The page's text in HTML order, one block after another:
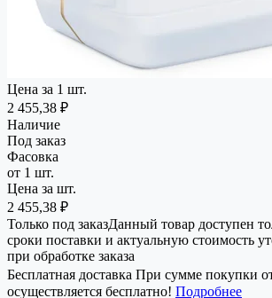
Цена за 1 шт.
2 455,38 ₽
Наличие
Под заказ
Фасовка
от 1 шт.
Цена за шт.
2 455,38 ₽
Только под заказДанный товар доступен
сроки поставки и актуальную стоимость
при обработке заказа
Бесплатная доставка При сумме покупки
осуществляется бесплатно! Подробнее